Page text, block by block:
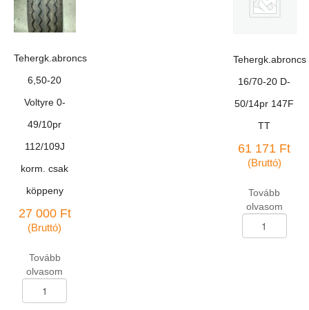
Tehergk.abroncs
6,50-20
Voltyre 0-
49/10pr
112/109J
korm. csak
köppeny
27 000 Ft
(Bruttó)
Tovább
olvasom
Tehergk.abroncs
16/70-20 D-
50/14pr 147F
TT
61 171 Ft
(Bruttó)
Tovább
olvasom